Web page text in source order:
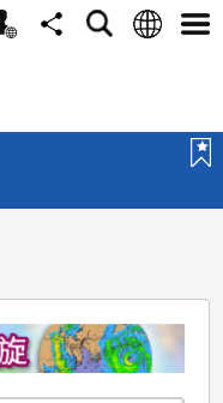
分
搜
語
選